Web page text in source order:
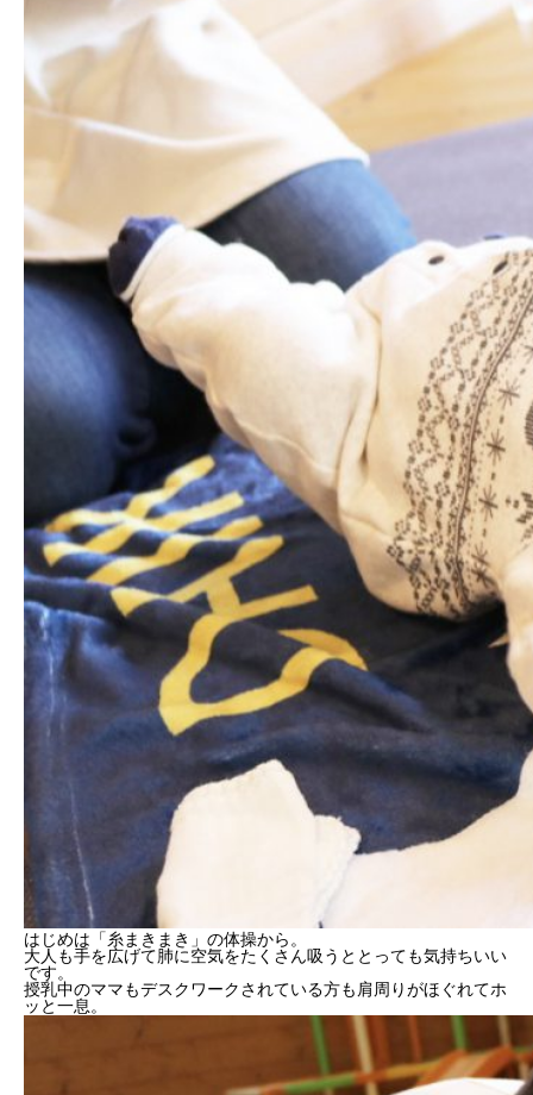
はじめは「糸まきまき」の体操から。
大人も手を広げて肺に空気をたくさん吸うととっても気持ちいい
です。
授乳中のママもデスクワークされている方も肩周りがほぐれてホ
ッと一息。